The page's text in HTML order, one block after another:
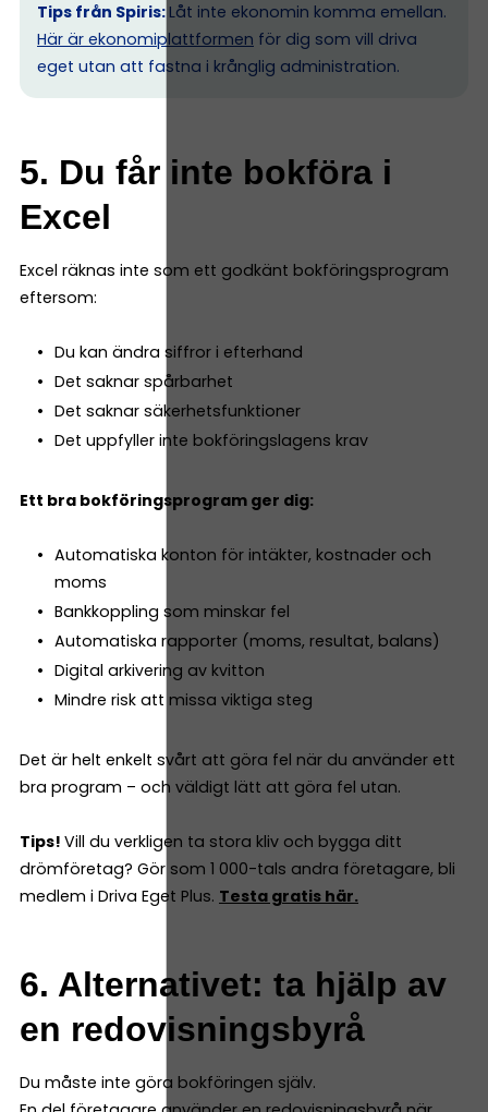
Tips från Spiris: Låt inte ekonomin komma emellan.
Här är ekonomiplattformen för dig som vill driva
eget utan att fastna i krånglig administration.
5. Du får inte bokföra i
Excel
Excel räknas inte som ett godkänt bokföringsprogram
eftersom:
Du kan ändra siffror i efterhand
Det saknar spårbarhet
Det saknar säkerhetsfunktioner
Det uppfyller inte bokföringslagens krav
Ett bra bokföringsprogram ger dig:
Automatiska konton för intäkter, kostnader och
moms
Bankkoppling som minskar fel
Automatiska rapporter (moms, resultat, balans)
Digital arkivering av kvitton
Mindre risk att missa viktiga steg
Det är helt enkelt svårt att göra fel när du använder ett
bra program – och väldigt lätt att göra fel utan.
Tips! Vill du verkligen ta stora kliv och bygga ditt
drömföretag? Gör som 1 000-tals andra företagare, bli
medlem i Driva Eget Plus. Testa gratis här.
6. Alternativet: ta hjälp av
en redovisningsbyrå
Du måste inte göra bokföringen själv.